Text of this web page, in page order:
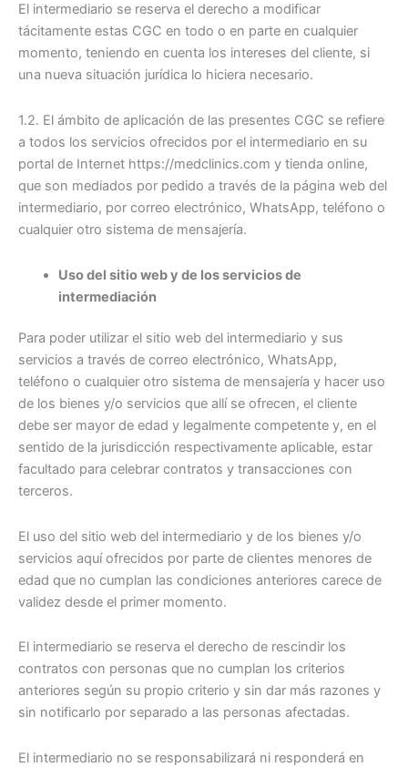
El intermediario se reserva el derecho a modificar
tácitamente estas CGC en todo o en parte en cualquier
momento, teniendo en cuenta los intereses del cliente, si
una nueva situación jurídica lo hiciera necesario.
1.2. El ámbito de aplicación de las presentes CGC se refiere
a todos los servicios ofrecidos por el intermediario en su
portal de Internet https://medclinics.com y tienda online,
que son mediados por pedido a través de la página web del
intermediario, por correo electrónico, WhatsApp, teléfono o
cualquier otro sistema de mensajería.
Uso del sitio web y de los servicios de
intermediación
Para poder utilizar el sitio web del intermediario y sus
servicios a través de correo electrónico, WhatsApp,
teléfono o cualquier otro sistema de mensajería y hacer uso
de los bienes y/o servicios que allí se ofrecen, el cliente
debe ser mayor de edad y legalmente competente y, en el
sentido de la jurisdicción respectivamente aplicable, estar
facultado para celebrar contratos y transacciones con
terceros.
El uso del sitio web del intermediario y de los bienes y/o
servicios aquí ofrecidos por parte de clientes menores de
edad que no cumplan las condiciones anteriores carece de
validez desde el primer momento.
El intermediario se reserva el derecho de rescindir los
contratos con personas que no cumplan los criterios
anteriores según su propio criterio y sin dar más razones y
sin notificarlo por separado a las personas afectadas.
El intermediario no se responsabilizará ni responderá en